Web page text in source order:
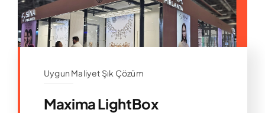
Uygun Maliyet Şık Çözüm
Maxima LightBox